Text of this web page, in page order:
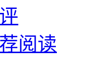
阅读